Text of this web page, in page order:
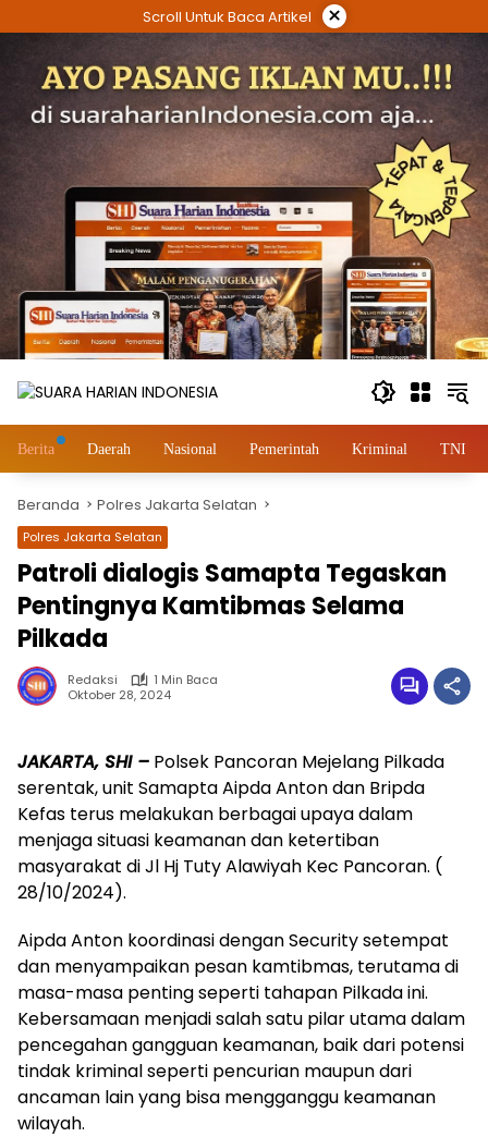
ke
Scroll Untuk Baca Artikel ×
Berita Daerah Nasional Pemerintah Kriminal TNI –
Beranda Polres Jakarta Selatan
Polres Jakarta Selatan
Patroli dialogis Samapta Tegaskan
Pentingnya Kamtibmas Selama
Pilkada
Redaksi
1 Min Baca
Oktober 28, 2024
JAKARTA, SHI – Polsek Pancoran Mejelang Pilkada
serentak, unit Samapta Aipda Anton dan Bripda
Kefas terus melakukan berbagai upaya dalam
menjaga situasi keamanan dan ketertiban
masyarakat di Jl Hj Tuty Alawiyah Kec Pancoran. (
28/10/2024).
Aipda Anton koordinasi dengan Security setempat
dan menyampaikan pesan kamtibmas, terutama di
masa-masa penting seperti tahapan Pilkada ini.
Kebersamaan menjadi salah satu pilar utama dalam
pencegahan gangguan keamanan, baik dari potensi
tindak kriminal seperti pencurian maupun dari
ancaman lain yang bisa mengganggu keamanan
wilayah.